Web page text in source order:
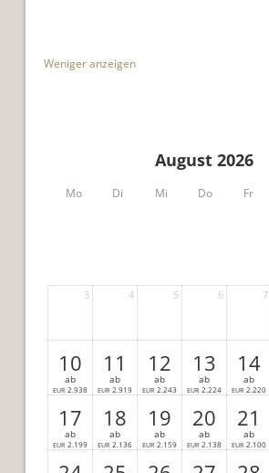
Weniger anzeigen
Mo Di Mi Do Fr
August 2026
3 4 5 6 7
10
ab
EUR 2.938
11
ab
EUR 2.919
12
ab
EUR 2.243
13
ab
EUR 2.224
14
ab
EUR 2.220
17
ab
EUR 2.199
18
ab
EUR 2.136
19
ab
EUR 2.159
20
ab
EUR 2.138
21
ab
EUR 2.100